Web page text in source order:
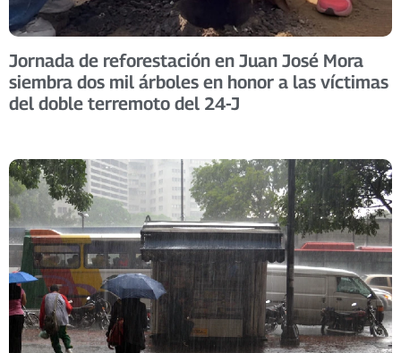
Jornada de reforestación en Juan José Mora
siembra dos mil árboles en honor a las víctimas
del doble terremoto del 24-J